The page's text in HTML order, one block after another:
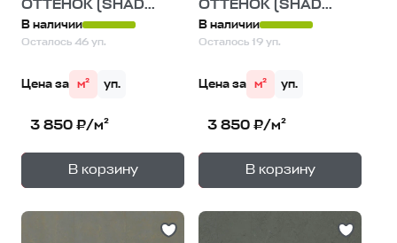
ОТТЕНОК (SHAD...
В наличии
Осталось 46 уп.
Цена за м² уп.
3 850 ₽/м²
В корзину
— 1уп.
ОТТЕНОК (SHAD...
В наличии
Осталось 19 уп.
Цена за м² уп.
3 850 ₽/м²
В корзину
— 1уп.